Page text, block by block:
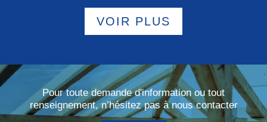
VOIR PLUS
Pour toute demande d'information ou tout
renseignement, n’hésitez pas à nous contacter